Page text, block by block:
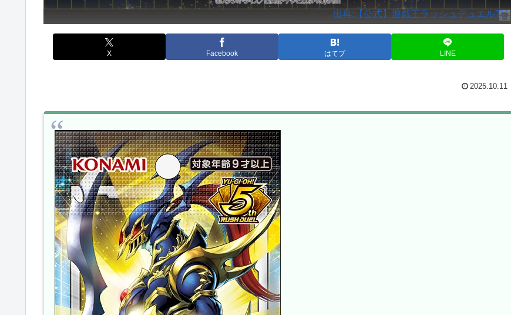
出典:【公式】遊戯王ラッシュデュエルTV
X Facebook はてブ LINE
2025.10.11